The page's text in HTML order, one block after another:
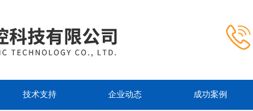
技术支持 企业动态 成功案例